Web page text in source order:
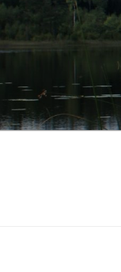
Hoppa
innehåll